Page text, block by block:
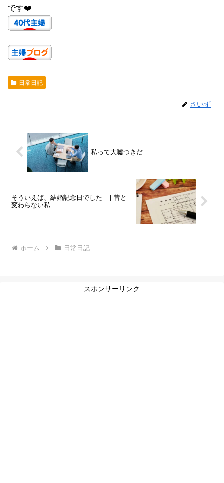
です❤️
日常日記
さいず
私って大嘘つきだ
そういえば、結婚記念日でした | 昔と
変わらない私
ホーム 日常日記
スポンサーリンク